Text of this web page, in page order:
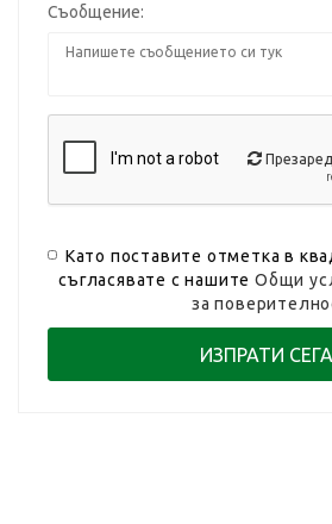
Съобщение:
Като поставите отметка в
съгласявате с нашитеОбщи
за